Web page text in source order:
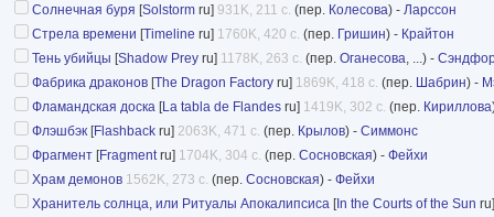
Солнечная буря [Solstorm ru] 931K, 211 с. (пер. Колесова) - Ларссон
Стрела времени [Timeline ru] 1760K, 420 с. (пер. Гришин) - Крайтон
Тень убийцы [Shadow Prey ru] 1178K, 263 с. (пер. Оганесова, ...) -
Фабрика драконов [The Dragon Factory ru] 1869K, 418 с. (пер. Шабрин) -
Фламандская доска [La tabla de Flandes ru] 1419K, 302 с. (пер. Кириллова
Флэшбэк [Flashback ru] 2063K, 471 с. (пер. Крылов) - Симмонс
Фрагмент [Fragmentru] 1704K, 304 с. (пер. Сосновская) - Фейхи
Храм демонов 1562K, 273 с. (пер. Сосновская) - Фейхи
Хранитель солнца, или Ритуалы Апокалипсиса [In the Courts of the Sun